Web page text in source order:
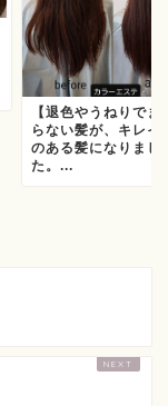
【退色やうねりでま
らない髪が、キレイ
のある髪になりまし
た。...